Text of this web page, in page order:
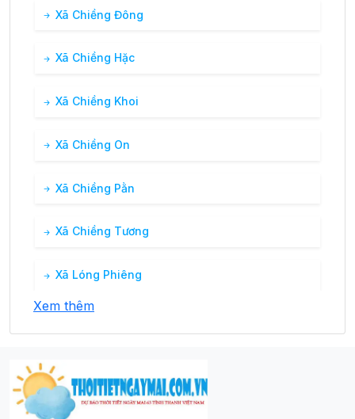
Xã Chiềng Đông
Xã Chiềng Hặc
Xã Chiềng Khoi
Xã Chiềng On
Xã Chiềng Pằn
Xã Chiềng Tương
Xã Lóng Phiêng
Xã Sập Vạt
Xem thêm